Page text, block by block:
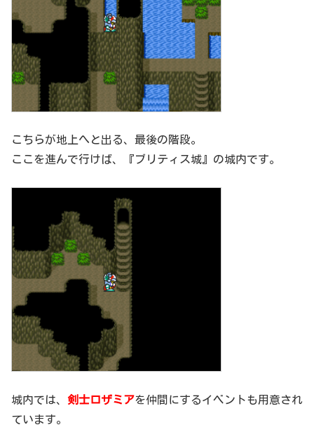
こちらが地上へと出る、最後の階段。
ここを進んで行けば、『ブリティス城』の城内です。
城内では、 剣士ロザミアを仲間にするイベントも用意され
ています。